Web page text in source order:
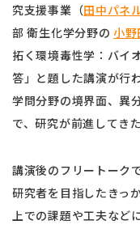
究支援事業（田中パネ
部 衛生化学分野の 小野
拓く環境毒性学：バイ
答」と題した講演が行
学問分野の境界面、異
で、研究が前進してき
講演後のフリートーク
研究者を目指したきっ
上での課題や工夫など